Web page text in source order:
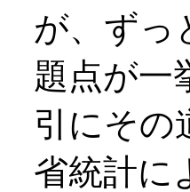
が、ずっ
題点が一
引にその
省統計に